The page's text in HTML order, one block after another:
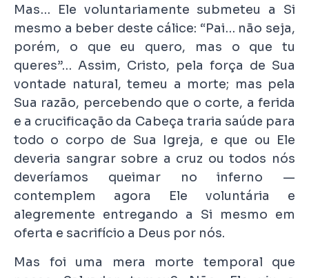
Mas… Ele voluntariamente submeteu a Si
mesmo a beber deste cálice: “Pai… não seja,
porém, o que eu quero, mas o que tu
queres”… Assim, Cristo, pela força de Sua
vontade natural, temeu a morte; mas pela
Sua razão, percebendo que o corte, a ferida
e a crucificação da Cabeça traria saúde para
todo o corpo de Sua Igreja, e que ou Ele
deveria sangrar sobre a cruz ou todos nós
deveríamos queimar no inferno —
contemplem agora Ele voluntária e
alegremente entregando a Si mesmo em
oferta e sacrifício a Deus por nós.
Mas foi uma mera morte temporal que